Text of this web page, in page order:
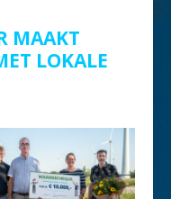
MAAKT
LOKALE